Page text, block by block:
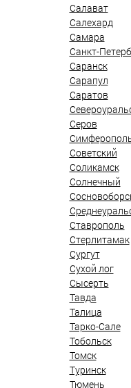
Салават
Салехард
Самара
Санкт-
Саранск
Сарапул
Саратов
Серов
Советский
Соликамск
Солнечный
Ставрополь
Стерлитамак
Сургут
Сухой лог
Сысерть
Тавда
Талица
Тарко-Сале
Тобольск
Томск
Туринск
Тюмень